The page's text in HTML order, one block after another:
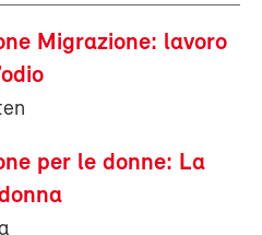
Migrazione: lavoro
per le donne: La